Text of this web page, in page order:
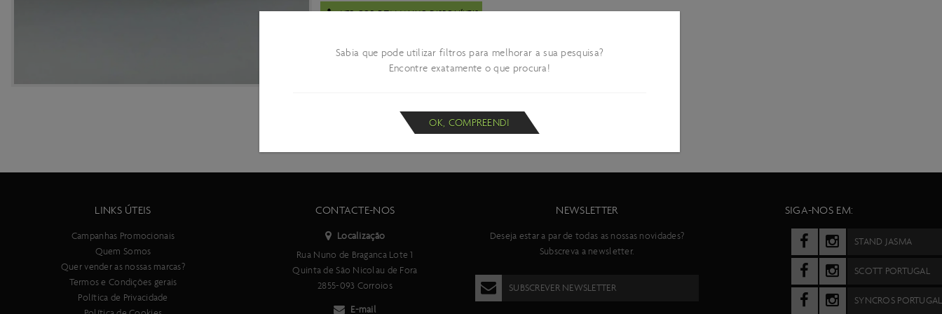
VER COR E TAMANHO DISPONÍVEIS
433,99 €
LINKS ÚTEIS
Campanhas Promocionais
Quem Somos
Quer vender as nossas marcas?
Termos e Condições gerais
Política de Privacidade
CONTACTE-NOS
Localização
Rua Nuno de Braganca Lote 1
Quinta de São Nicolau de Fora
2855-093 Corroios
E-mail
NEWSLETTER
Deseja estar a par de todas as nossas novidades?
Subscreva a newsletter.
SUBSCREVER NEWSLETTER
SIGA-NOS EM:
STAND JASMA
SCOTT PORTUGAL
SYNCROS PORTUGAL
Sabia que pode utilizar filtros para melhorar a sua pesquisa?
Encontre exatamente o que procura!
OK, COMPREENDI